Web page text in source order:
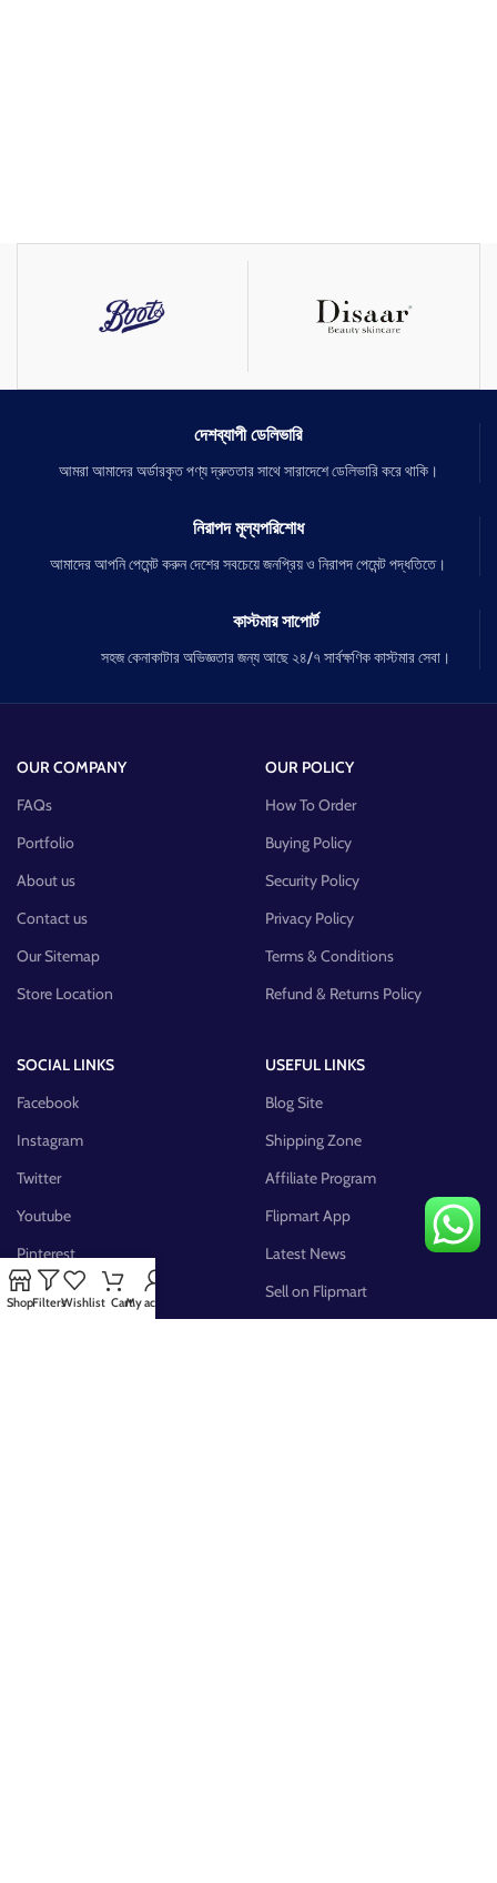
দেশব্যাপী ডেলিভারি
আমরা আমাদের অর্ডারকৃত পণ্য দ্রুততার সাথে সারাদেশে ডেলিভারি করে থাকি।
নিরাপদ মূল্যপরিশোধ
আমাদের আপনি পেমেন্ট করুন দেশের সবচেয়ে জনপ্রিয় ও নিরাপদ পেমেন্ট পদ্ধতিতে।
কাস্টমার সাপোর্ট
সহজ কেনাকাটার অভিজ্ঞতার জন্য আছে ২৪/৭ সার্বক্ষণিক কাস্টমার সেবা।
OUR COMPANY
FAQs
Portfolio
About us
Contact us
Our Sitemap
Store Location
OUR POLICY
How To Order
Buying Policy
Security Policy
Privacy Policy
Terms & Conditions
Refund & Returns Policy
SOCIAL LINKS
Facebook
Instagram
Twitter
Youtube
Pinterest
FB Group
USEFUL LINKS
Blog Site
Shipping Zone
Affiliate Program
Flipmart App
Latest News
Sell on Flipmart
ShopFiltersWishlist CartMy account